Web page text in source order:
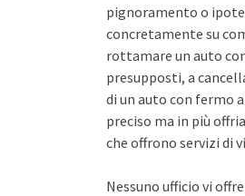
pignoramento o
concretamente su
rottamare un auto
presupposti, a
di un auto con fermo
preciso ma in più
che offrono servizi di
Nessuno ufficio vi